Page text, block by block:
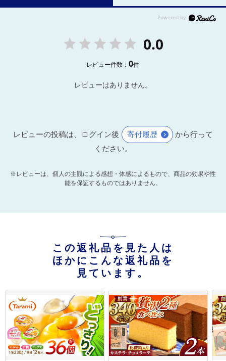
0.0
レビュー件数：0件
レビューはありません。
レビューの投稿は、ログイン後 寄付履歴
から行って
ください。
※レビューは、個人の主観による感想・体感によるもので、商品の効果や性
能を保証するものではありません。
この返礼品を見た人は
ほかにこんな返礼品を
見ています。